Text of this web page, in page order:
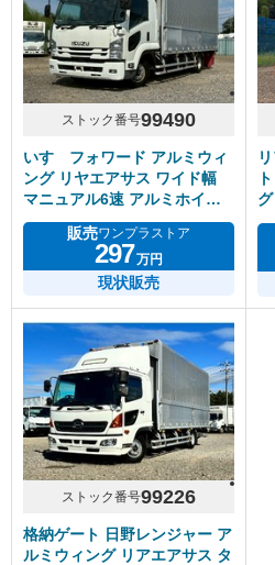
ストック番号99490
いすゞフォワード アルミウィ
ング リヤエアサス ワイド幅
マニュアル6速 アルミホイー
ル
販売ワンプラストア
297万円
現状販売
ストック番号99226
格納ゲート 日野レンジャー ア
ルミウィング リアエアサス タ